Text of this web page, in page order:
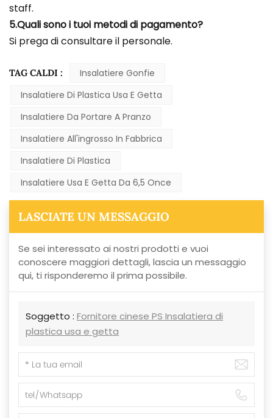
staff.
5.Quali sono i tuoi metodi di pagamento?
Si prega di consultare il personale.
TAG CALDI :
Insalatiere Gonfie
Insalatiere Di Plastica Usa E Getta
Insalatiere Da Portare A Pranzo
Insalatiere All'ingrosso In Fabbrica
Insalatiere Di Plastica
Insalatiere Usa E Getta Da 6,5 Once
LASCIATE UN MESSAGGIO
Se sei interessato ai nostri prodotti e vuoi
conoscere maggiori dettagli, lascia un messaggio
qui, ti risponderemo il prima possibile.
Soggetto : Fornitore cinese PS Insalatiera di
plastica usa e getta